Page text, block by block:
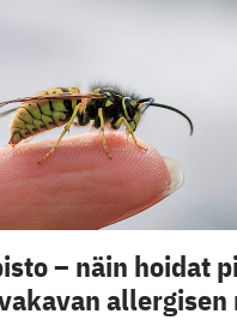
– näin hoidat
allergisen